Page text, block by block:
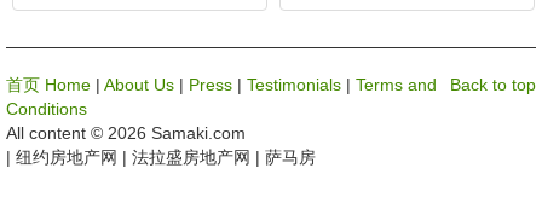
Back to top
首页 Home | About Us | Press | Testimonials | Terms and
Conditions
All content © 2026 Samaki.com
| 纽约房地产网 | 法拉盛房地产网 | 萨马房